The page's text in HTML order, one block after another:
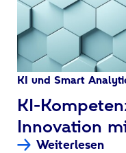
KI und Smart
:KI-
Innovation
Weiterlesen